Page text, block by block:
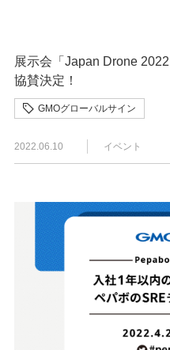
展示会「Japan Drone
協賛決定！
GMOグローバルサイン
Japan Drone
2022.06.10 イベント